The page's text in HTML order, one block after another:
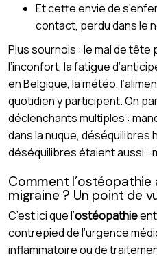
Et cette envie de
contact, perdu dans le
Plus sournois : le mal de
l’inconfort, la fatigue
en Belgique, la météo,
quotidien y participent. On
déclenchants multiples :
dans la nuque, déséquilibres
déséquilibres étaient aussi…
Comment
migraine ? Un point de
C’est ici que l’ostéopathie
contrepied de l’urgence
inflammatoire ou de